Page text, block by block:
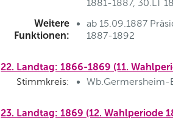
1881-1887, 30.LT
Weitere
Funktionen:
ab 15.09.1887
1887-1892
22. Landtag: 1866-1869 (11.
Stimmkreis: Wb.Germersheim-
23. Landtag: 1869 (12. Wahlperiode